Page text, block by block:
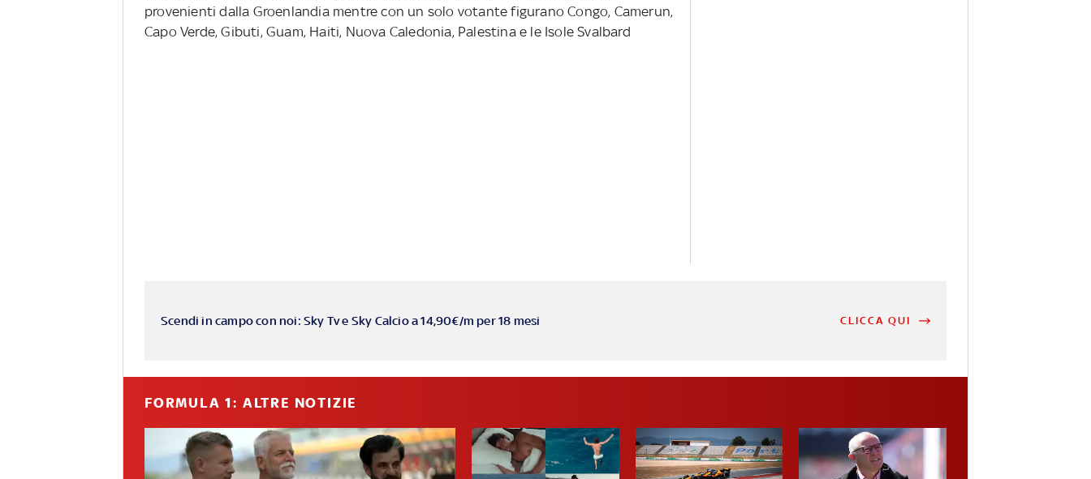
provenienti dalla Groenlandia mentre con un solo votante figurano Congo, Camerun,
Capo Verde, Gibuti, Guam, Haiti, Nuova Caledonia, Palestina e le Isole Svalbard
Scendi in campo con noi: Sky Tv e Sky Calcio a 14,90€/m per 18 mesi CLICCA QUI
FORMULA 1: ALTRE NOTIZIE